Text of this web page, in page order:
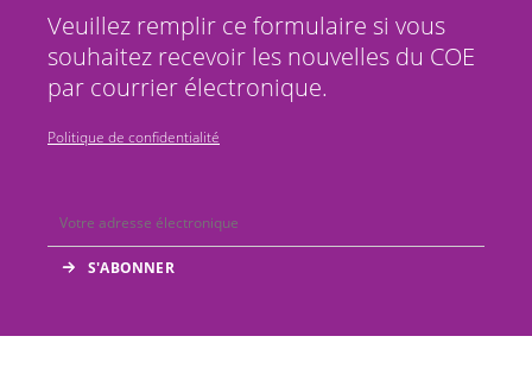
Veuillez remplir ce formulaire si vous
souhaitez recevoir les nouvelles du COE
par courrier électronique.
Politique de confidentialité